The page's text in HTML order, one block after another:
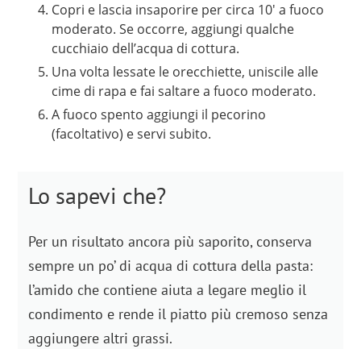
Copri e lascia insaporire per circa 10′ a fuoco
moderato. Se occorre, aggiungi qualche
cucchiaio dell’acqua di cottura.
Una volta lessate le orecchiette, uniscile alle
cime di rapa e fai saltare a fuoco moderato.
A fuoco spento aggiungi il pecorino
(facoltativo) e servi subito.
Lo sapevi che?
Per un risultato ancora più saporito, conserva
sempre un po’ di acqua di cottura della pasta:
l’amido che contiene aiuta a legare meglio il
condimento e rende il piatto più cremoso senza
aggiungere altri grassi.